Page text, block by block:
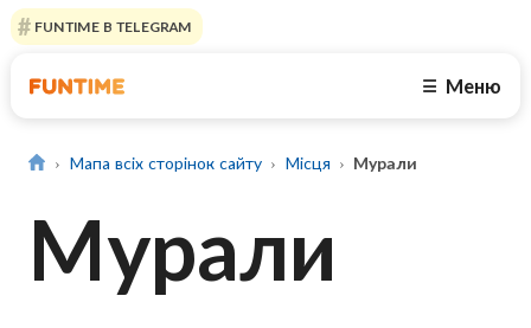
FUNTIME В TELEGRAM
☰ Меню
Мапа всіх сторінок сайту Місця Мурали
Мурали